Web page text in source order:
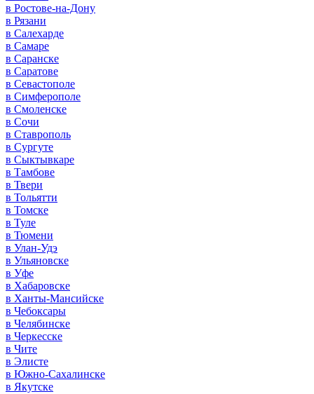
в Ростове-на-Дону
в Рязани
в Салехарде
в Самаре
в Саранске
в Саратове
в Севастополе
в Симферополе
в Смоленске
в Сочи
в Ставрополь
в Сургуте
в Сыктывкаре
в Тамбове
в Твери
в Тольятти
в Томске
в Туле
в Тюмени
в Улан-Удэ
в Ульяновске
в Уфе
в Хабаровске
в Ханты-Мансийске
в Чебоксары
в Челябинске
в Черкесске
в Чите
в Элисте
в Южно-Сахалинске
в Якутске